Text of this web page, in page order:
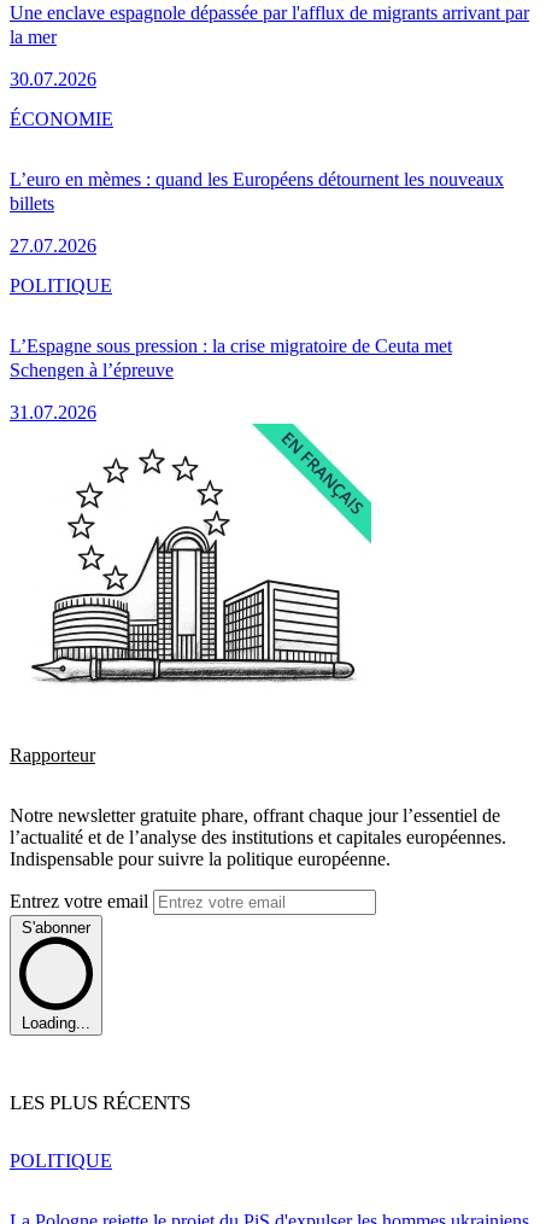
Une enclave espagnole dépassée par l'afflux de migrants arrivant par
la mer
30.07.2026
L’euro en mèmes : quand les Européens détournent les nouveaux
billets
27.07.2026
ÉCONOMIE
L’Espagne sous pression : la crise migratoire de Ceuta met
Schengen à l’épreuve
31.07.2026
POLITIQUE
Rapporteur
Notre newsletter gratuite phare, offrant chaque jour l’essentiel de
l’actualité et de l’analyse des institutions et capitales européennes.
Indispensable pour suivre la politique européenne.
Entrez votre email
S'abonner
Loading...
LES PLUS RÉCENTS
POLITIQUE